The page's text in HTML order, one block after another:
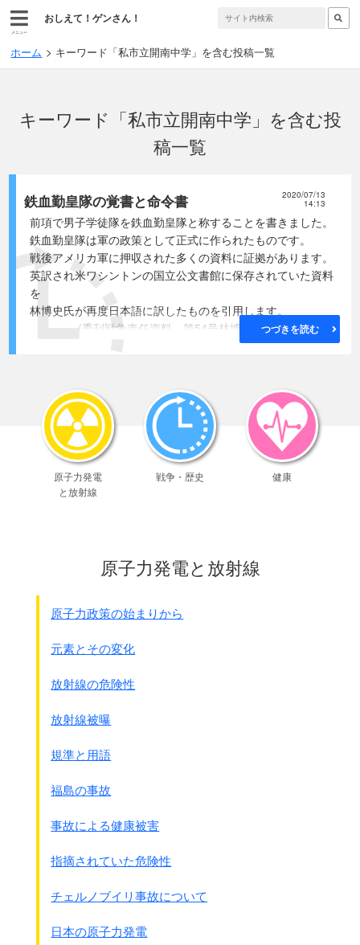
メニュー
おしえて！ゲンさん！
ホーム キーワード「私市立開南中学」を含む投稿一覧
キーワード「私市立開南中学」を含む投
稿一覧
鉄血勤皇隊の覚書と命令書 2020/07/13
14:13
前項で男子学徒隊を鉄血勤皇隊と称することを書きました。
鉄血勤皇隊は軍の政策として正式に作られたものです。
戦後アメリカ軍に押収された多くの資料に証拠があります。
英訳され米ワシントンの国立公文書館に保存されていた資料
を
林博史氏が再度日本語に訳したものを引用します。
(季刊戦争責任資料 第54号林博史論文から)
●球作命 甲第110号 第32軍命令
3月3日1200(注：1945年3月3日12時)
首里
1.軍は、本方面における鉄血勤皇隊の訓練を援助し、
鉄血勤皇隊の防衛召集を準備せんとす。
2.第62師団長、国頭支隊長、軍砲兵隊長、
その防衛召集の準備をおこなうものとす。
3.先島集団司令官ならびに奄美守備隊長は、
添付｢鉄血勤皇隊の編成ならびに活用に関する覚書｣を基
本として、
4.沖縄連隊区司令官は添付
沖縄県における鉄血勤皇隊の編成にあたって沖縄県知事
鉄血勤皇隊の防衛召集を準備するものとす。
第32軍司令官 牛島 満
＊石命令 甲第25号 第62師団命令
1.軍は、本方面における鉄血勤皇隊の訓練を援助し、
添付した｢鉄血勤皇隊の編成ならびに活用に関する覚書｣
沖縄連隊区司令官は鉄血勤皇隊の編成にあたって
2.師団は、上記｢覚書｣に従い、
つづきを読む
原子力発電
と放射線
戦争・歴史 健康
原子力発電と放射線
原子力政策の始まりから
元素とその変化
放射線の危険性
放射線被曝
規準と用語
福島の事故
事故による健康被害
指摘されていた危険性
チェルノブイリ事故について
日本の原子力発電